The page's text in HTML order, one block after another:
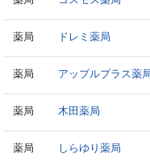
薬局 ドレミ薬局
薬局 アップルプラス薬
薬局 木田薬局
薬局 しらゆり薬局